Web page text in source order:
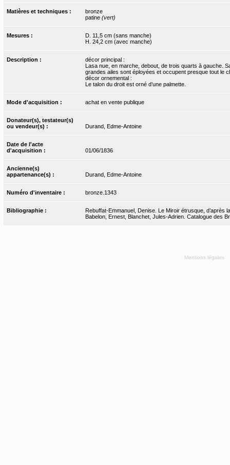
Matières et techniques :
bronze
patine (vert)
Mesures :
D. 11,5 cm (sans manche)
H. 24,2 cm (avec manche)
Description :
décor principal :
Lasa nue, en marche, debout, de trois quarts à gauche.
grandes ailes sont éployées et occupent presque tout le
décor ornemental :
Le talon du droit est orné d’une palmette.
Mode d'acquisition : achat en vente publique
Donateur(s), testateur(s)
ou vendeur(s) :
Durand, Edme-Antoine
Date de l'acte
d'acquisition :
01/06/1836
Ancienne(s)
appartenance(s) :
Durand, Edme-Antoine
Numéro d'inventaire : bronze.1343
Bibliographie :
Rebuffat-Emmanuel, Denise. Le Miroir étrusque,
Babelon, Ernest, Blanchet, Jules-Adrien. Catalogue des
Mentions légales